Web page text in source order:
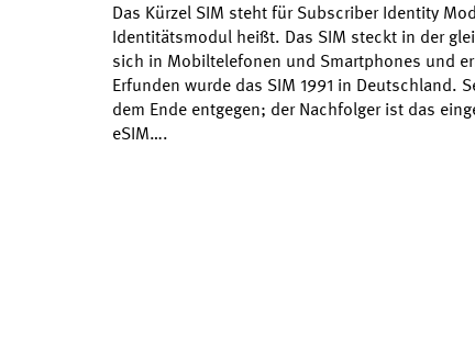
Das Kürzel SIM steht für Subscriber Identity
Identitätsmodul heißt. Das SIM steckt in der
sich in Mobiltelefonen und Smartphones und
Erfunden wurde das SIM 1991 in Deutschland.
dem Ende entgegen; der Nachfolger ist das
eSIM….